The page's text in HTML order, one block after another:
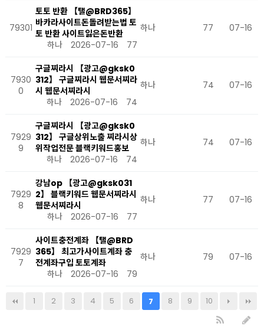
79301
토토 반환 【탤@BRD365】
바카라사이트돈돌려받는법 토
토 반환 사이트잃은돈반환
하나
2026-07-16 77
하나 77 07-16
7930
0
구글찌라시 【광고@gksk0
312】 구글찌라시 웹문서찌라
시 웹문서찌라시
하나
2026-07-16 74
하나 74 07-16
7929
9
구글찌라시 【광고@gksk0
312】 구글상위노출 찌라시상
위작업전문 블랙키워드홍보
하나
2026-07-16 74
하나 74 07-16
7929
8
강남op 【광고@gksk031
2】 블랙키워드 웹문서찌라시
웹문서찌라시
하나
2026-07-16 77
하나 77 07-16
7929
7
사이트충전계좌 【탤@BRD
365】 최고가사이트계좌 충
전계좌구입 토토계좌
하나
2026-07-16 79
하나 79 07-16
1 2 3 4 5 6 7 8 9 10